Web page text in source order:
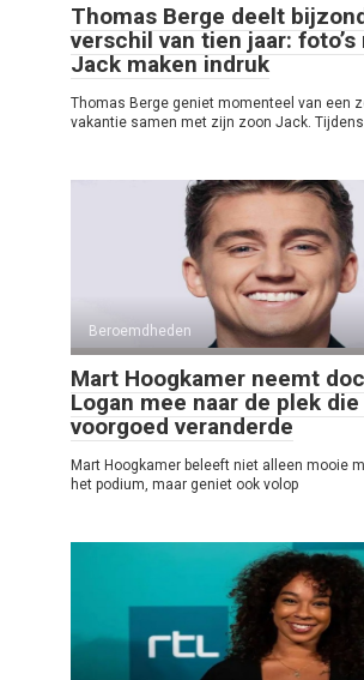
Thomas Berge deelt
verschil van tien jaar:
Jack maken indruk
Thomas Berge geniet momenteel van een
vakantie samen met zijn zoon Jack. Tijdens
Beroemdheden
Mart Hoogkamer neemt
Logan mee naar de plek
voorgoed veranderde
Mart Hoogkamer beleeft niet alleen mooie
het podium, maar geniet ook volop